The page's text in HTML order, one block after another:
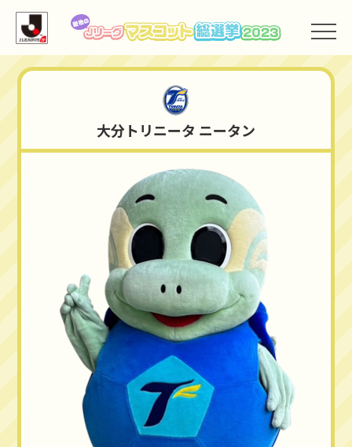
大分トリニータ ニータン